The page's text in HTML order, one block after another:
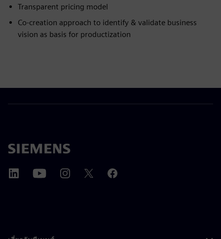
Transparent pricing model
Co-creation approach to identify & validate business
vision as basis for productization